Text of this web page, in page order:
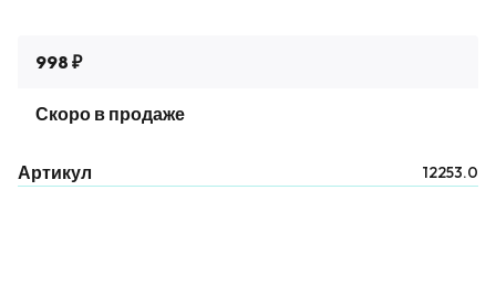
998 ₽
Скоро в продаже
Артикул 12253.0